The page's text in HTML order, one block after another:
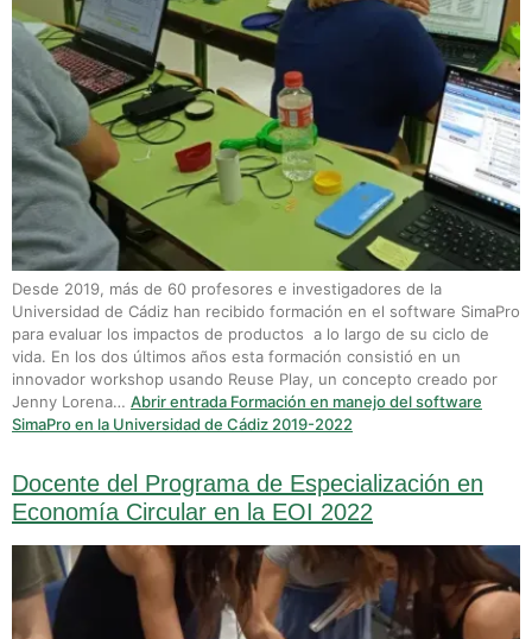
Desde 2019, más de 60 profesores e investigadores de la
Universidad de Cádiz han recibido formación en el software SimaPro
para evaluar los impactos de productos a lo largo de su ciclo de
vida. En los dos últimos años esta formación consistió en un
innovador workshop usando Reuse Play, un concepto creado por
Jenny Lorena… Abrir entrada Formación en manejo del software
SimaPro en la Universidad de Cádiz 2019-2022
Docente del Programa de Especialización en
Economía Circular en la EOI 2022